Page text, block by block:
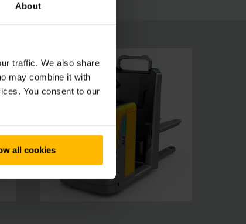
About
traffic. We also share
may combine it with
You consent to our
all cookies